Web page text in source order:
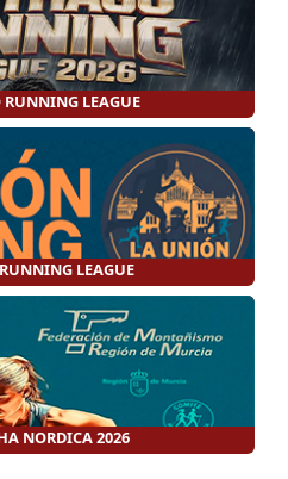
LEAGUE
LEAGUE
NORDICA 2026